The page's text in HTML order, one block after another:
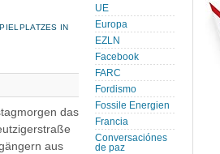
IN
das
aus
UE
Europa
EZLN
Facebook
FARC
Fordismo
Fossile Energien
Francia
Conversaciónes
de paz